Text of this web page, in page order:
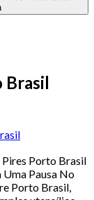
Brasil
Pires Porto Brasil
Pausa No
Porto Brasil,